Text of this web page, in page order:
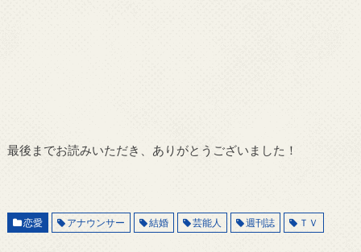
最後までお読みいただき、ありがとうございました！
恋愛 アナウンサー 結婚 芸能人 週刊誌 ＴＶ